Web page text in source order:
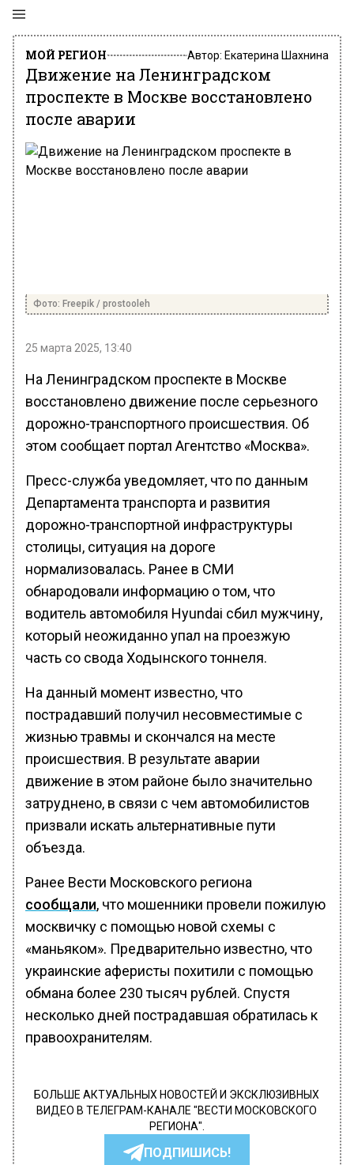
МОЙ РЕГИОН Автор: Екатерина Шахнина
Движение на Ленинградском
проспекте в Москве восстановлено
после аварии
Фото: Freepik / prostooleh
25 марта 2025, 13:40
На Ленинградском проспекте в Москве
восстановлено движение после серьезного
дорожно-транспортного происшествия. Об
этом сообщает портал Агентство «Москва».
Пресс-служба уведомляет, что по данным
Департамента транспорта и развития
дорожно-транспортной инфраструктуры
столицы, ситуация на дороге
нормализовалась. Ранее в СМИ
обнародовали информацию о том, что
водитель автомобиля Hyundai сбил мужчину,
который неожиданно упал на проезжую
часть со свода Ходынского тоннеля.
На данный момент известно, что
пострадавший получил несовместимые с
жизнью травмы и скончался на месте
происшествия. В результате аварии
движение в этом районе было значительно
затруднено, в связи с чем автомобилистов
призвали искать альтернативные пути
объезда.
Ранее Вести Московского региона
сообщали, что мошенники провели пожилую
москвичку с помощью новой схемы с
«маньяком». Предварительно известно, что
украинские аферисты похитили с помощью
обмана более 230 тысяч рублей. Спустя
несколько дней пострадавшая обратилась к
правоохранителям.
БОЛЬШЕ АКТУАЛЬНЫХ НОВОСТЕЙ И ЭКСКЛЮЗИВНЫХ
ВИДЕО В ТЕЛЕГРАМ-КАНАЛЕ "ВЕСТИ МОСКОВСКОГО
РЕГИОНА".
ПОДПИШИСЬ!